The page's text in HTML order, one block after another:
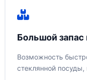
Большой запас
Возможность
стеклянной